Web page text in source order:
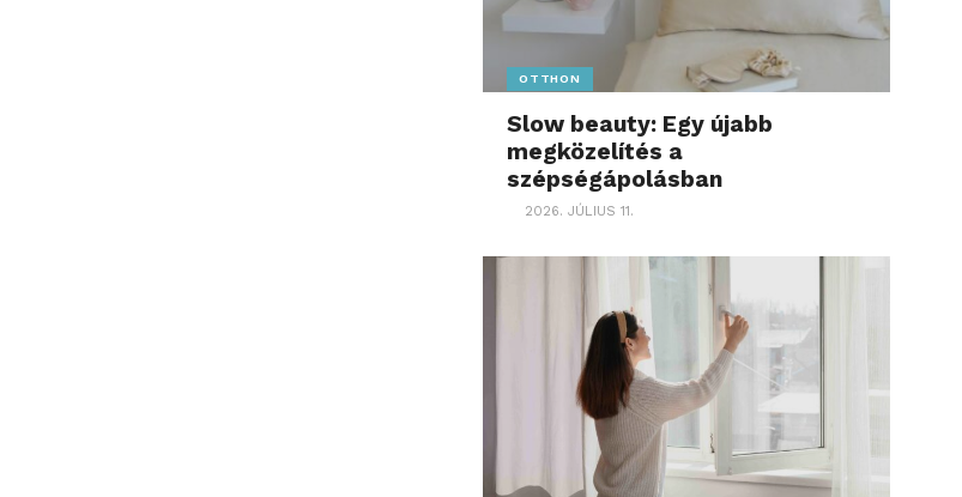
OTTHON
Slow beauty: Egy újabb
megközelítés a
szépségápolásban
2026. JÚLIUS 11.